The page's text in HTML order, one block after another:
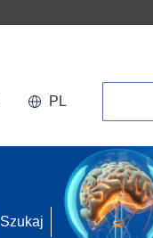
PL
Szukaj